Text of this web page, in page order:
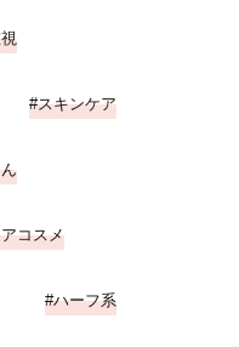
スキンケア
コスメ
ハーフ系